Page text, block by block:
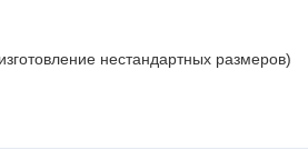
нестандартных размеров)